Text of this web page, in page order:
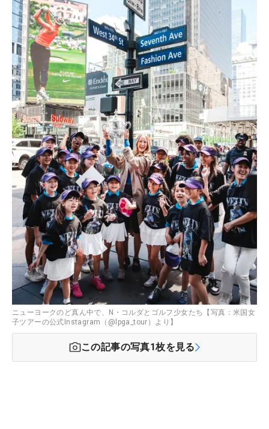
ニューヨークのど真ん中で、N・コルダとゴルフ少女たち【写真：米国女
子ツアーの公式Instagram（@lpga_tour）より】
この記事の写真1枚を見る